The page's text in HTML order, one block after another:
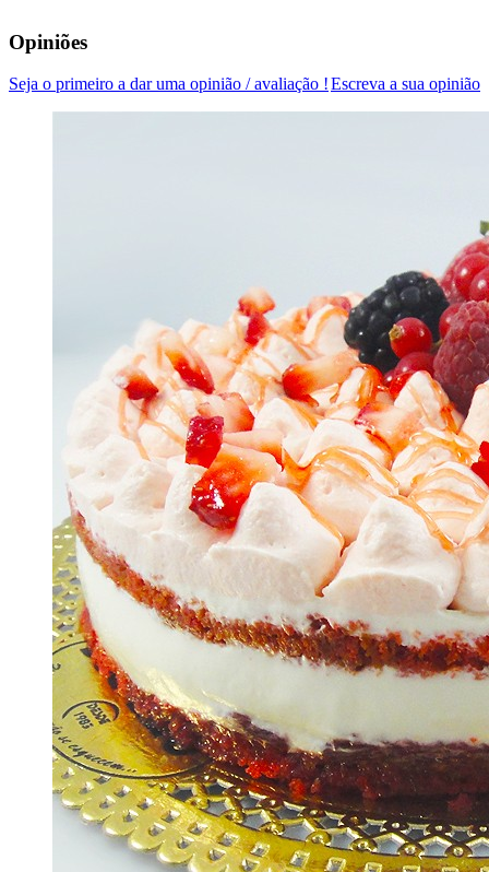
Opiniões
Escreva a sua opinião
Seja o primeiro a dar uma opinião / avaliação !